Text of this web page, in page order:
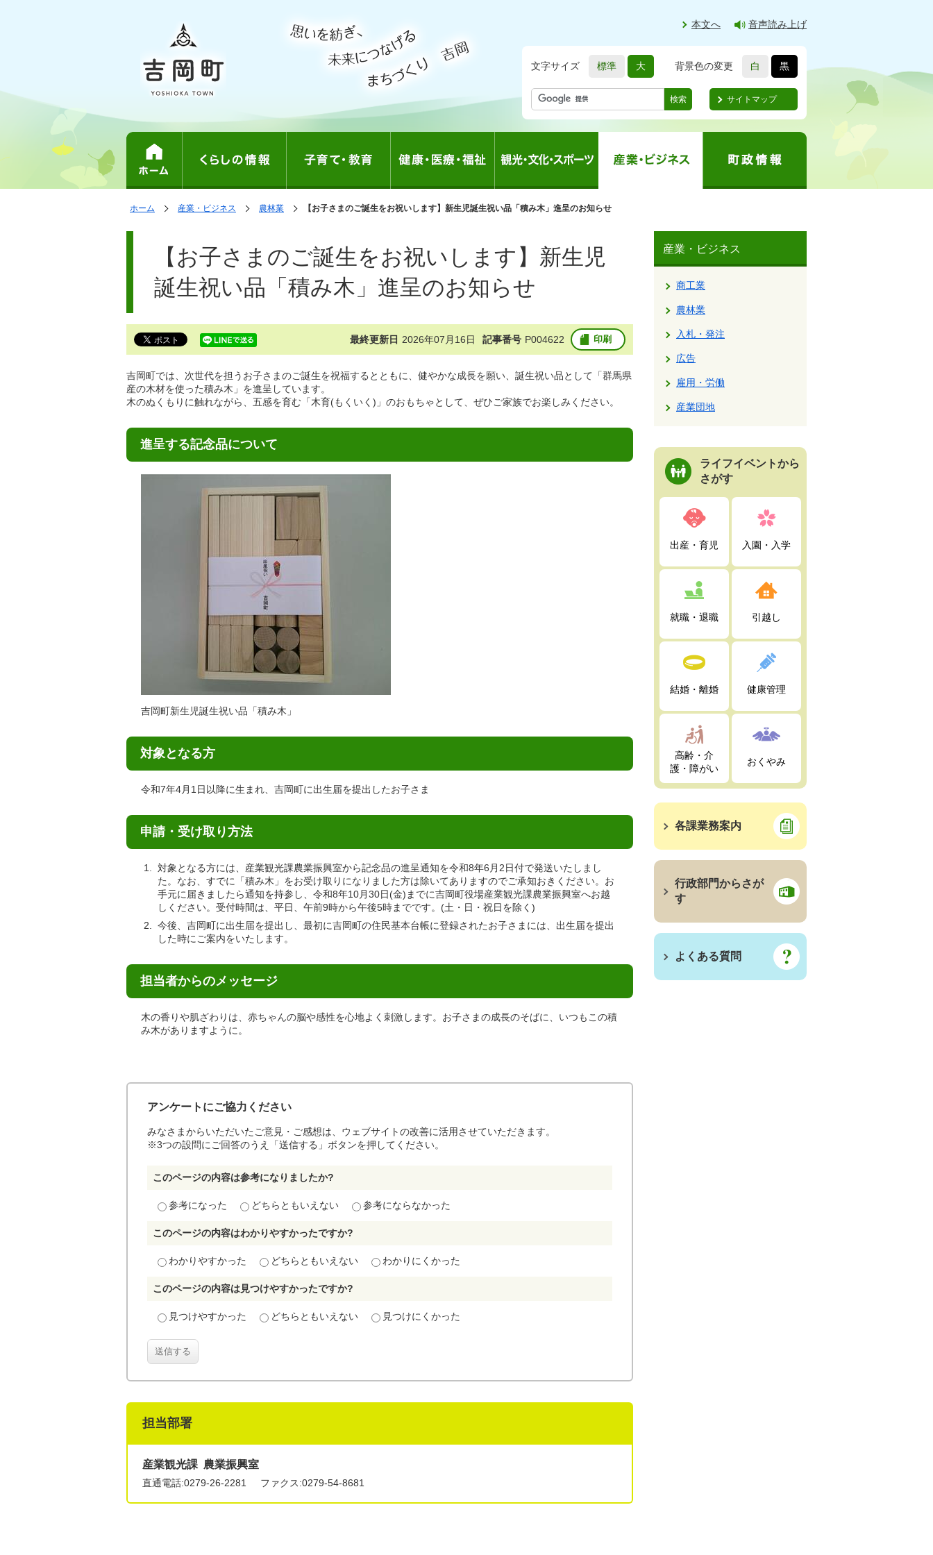
本文へ 音声読み上げ
文字サイズ 標準 大 背景色の変更 白 黒
検索 サイトマップ
表
ペ
ホーム
の
産業・ビジネス
の
農林業
の【お子さまのご誕生をお祝いします】新生児誕生祝い品「積み木」進呈のお知らせ
で
【お子さまのご誕生をお祝いします】新生児
誕生祝い品「積み木」進呈のお知らせ
最終更新日 2026年07月16日 記事番号 P004622 印刷
吉岡町では、次世代を担うお子さまのご誕生を祝福するとともに、健やかな成長を願い、誕生祝い品として「群馬県
産の木材を使った積み木」を進呈しています。
木のぬくもりに触れながら、五感を育む「木育(もくいく)」のおもちゃとして、ぜひご家族でお楽しみください。
進呈する記念品について
吉岡町新生児誕生祝い品「積み木」
対象となる方
令和7年4月1日以降に生まれ、吉岡町に出生届を提出したお子さま
申請・受け取り方法
対象となる方には、産業観光課農業振興室から記念品の進呈通知を令和8年6月2日付で発送いたしまし
た。なお、すでに「積み木」をお受け取りになりました方は除いてありますのでご承知おきください。お
手元に届きましたら通知を持参し、令和8年10月30日(金)までに吉岡町役場産業観光課農業振興室へお越
しください。受付時間は、平日、午前9時から午後5時までです。(土・日・祝日を除く)
今後、吉岡町に出生届を提出し、最初に吉岡町の住民基本台帳に登録されたお子さまには、出生届を提出
した時にご案内をいたします。
担当者からのメッセージ
木の香りや肌ざわりは、赤ちゃんの脳や感性を心地よく刺激します。お子さまの成長のそばに、いつもこの積
み木がありますように。
アンケートにご協力ください
みなさまからいただいたご意見・ご感想は、ウェブサイトの改善に活用させていただきます。
※3つの設問にご回答のうえ「送信する」ボタンを押してください。
このページの内容は参考になりましたか?
参考になった どちらともいえない 参考にならなかった
このページの内容はわかりやすかったですか?
わかりやすかった どちらともいえない わかりにくかった
このページの内容は見つけやすかったですか?
見つけやすかった どちらともいえない 見つけにくかった
送信する
担当部署
産業観光課 農業振興室
直通電話:0279-26-2281 ファクス:0279-54-8681
産業・ビジネス
商工業
農林業
入札・発注
広告
雇用・労働
産業団地
ライフイベントから
さがす
出産・育児 入園・入学
就職・退職 引越し
結婚・離婚 健康管理
高齢・介
護・障がい
おくやみ
各課業務案内
行政部門からさが
す
よくある質問